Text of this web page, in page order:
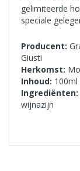
gelimiteerde
speciale
Producent:
Giusti
Herkomst:
Inhoud: 100ml
Ingrediënten:
wijnazijn